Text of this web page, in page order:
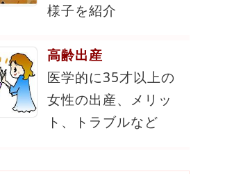
様子を紹介
高齢出産
医学的に35才以上の
女性の出産、メリッ
ト、トラブルなど